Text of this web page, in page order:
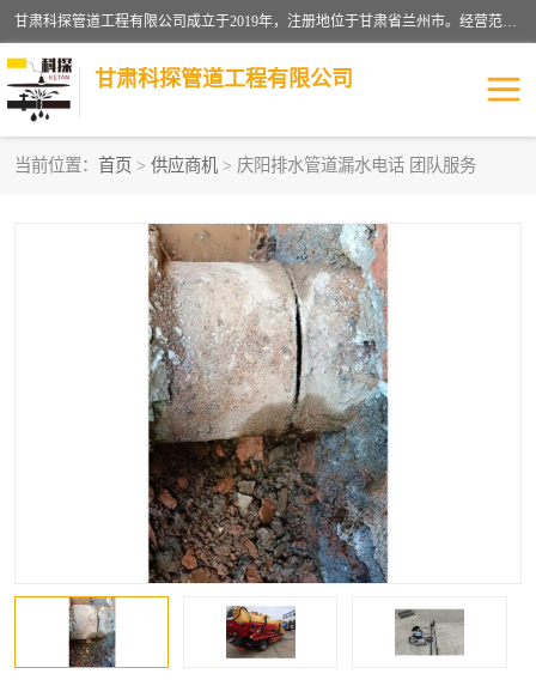
甘肃科探管道工程有限公司成立于2019年，注册地位于甘肃省兰州市。经营范围包括管道安装、清洗、疏通、维修、检测，防水工程，工程钻孔，化粪池清理，暖气安装，给排水管道安装维修，室内外管道如消防、供水、供热管道漏水检测定位，室内外防水堵漏等。
甘肃科探管道工程有限公司
当前位置： 首页 > 供应商机 > 庆阳排水管道漏水电话 团队服务
漏水检查维修 消防管道漏水
供热管道漏水 排水管道漏水
自来水管漏水 管道疏通
高压车疏通清淤